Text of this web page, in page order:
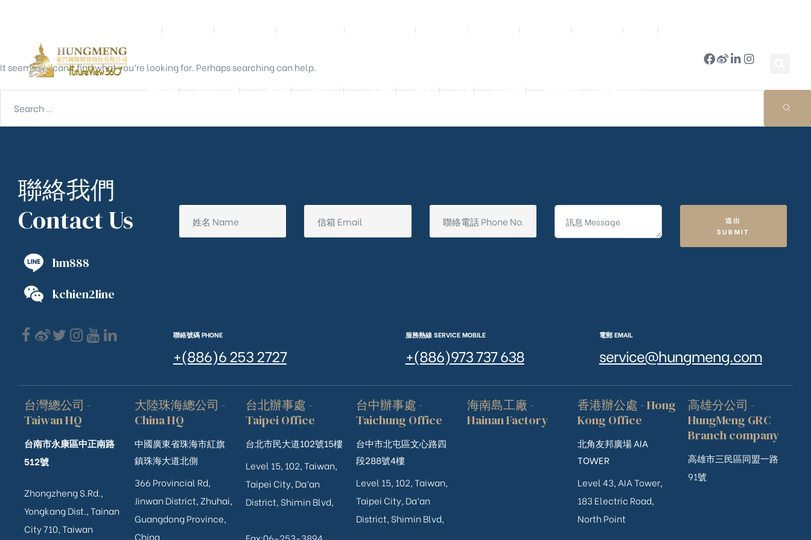
首頁 關於我們 影音實體投影 3D數位設計院 規劃設計 工程實績 新聞中心 公司簡報 商店
聯絡我們 東京一戶建 宮廷別墅 興墅12戶 法式御墅 購物車 結帳 我的帳號 豪門國際 ｜ 50週年里程碑
Nothing Found
It seems we can’t find what you’re looking for. Perhaps searching can help.
聯絡我們
Contact Us
hm888
kchien2line
送出
SUBMIT
聯絡號碼 PHONE
+(886)6 253 2727
服務熱線 SERVICE MOBILE
+(886)973 737 638
電郵 EMAIL
service@hungmeng.com
台灣總公司 -
Taiwan HQ
台南市永康區中正南路
512號
Zhongzheng S.Rd.,
Yongkang Dist., Tainan
City 710, Taiwan
大陸珠海總公司 -
China HQ
中國廣東省珠海市紅旗
鎮珠海大道北側
366 Provincial Rd,
Jinwan District, Zhuhai,
Guangdong Province,
China
台北辦事處 -
Taipei Office
台北市民大道102號15樓
Level 15, 102, Taiwan,
Taipei City, Da’an
District, Shimin Blvd,
台中辦事處 -
Taichung Office
台中市北屯區文心路四
段288號4樓
Level 15, 102, Taiwan,
Taipei City, Da’an
District, Shimin Blvd,
海南島工廠 -
Hainan Factory
香港辦公處 - Hong
Kong Office
北角友邦廣場 AIA
TOWER
Level 43, AIA Tower,
183 Electric Road,
North Point
高雄分公司 -
HungMeng GRC
Branch company
高雄市三民區同盟一路
91號
含日本